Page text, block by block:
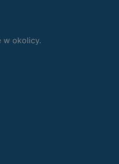
w okolicy.